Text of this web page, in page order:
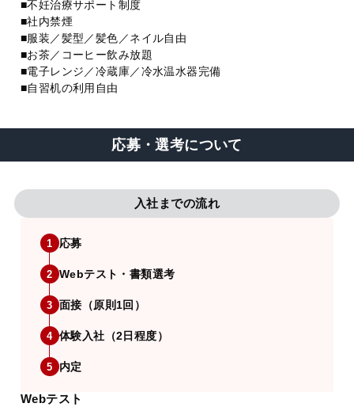
■不妊治療サポート制度
■社内禁煙
■服装／髪型／髪色／ネイル自由
■お茶／コーヒー飲み放題
■電子レンジ／冷蔵庫／冷水温水器完備
■自習机の利用自由
応募・選考について
入社までの流れ
1 応募
2 Webテスト・書類選考
3 面接（原則1回）
4 体験入社（2日程度）
5 内定
Webテスト